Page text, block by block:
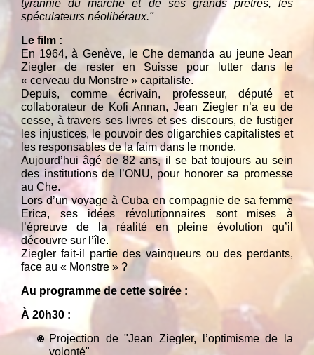
tyrannie du marché et de ses grands prêtres, les
spéculateurs néolibéraux."
Le film :
En 1964, à Genève, le Che demanda au jeune Jean
Ziegler de rester en Suisse pour lutter dans le
« cerveau du Monstre » capitaliste.
Depuis, comme écrivain, professeur, député et
collaborateur de Kofi Annan, Jean Ziegler n’a eu de
cesse, à travers ses livres et ses discours, de fustiger
les injustices, le pouvoir des oligarchies capitalistes et
les responsables de la faim dans le monde.
Aujourd’hui âgé de 82 ans, il se bat toujours au sein
des institutions de l’ONU, pour honorer sa promesse
au Che.
Lors d’un voyage à Cuba en compagnie de sa femme
Erica, ses idées révolutionnaires sont mises à
l’épreuve de la réalité en pleine évolution qu’il
découvre sur l’île.
Ziegler fait-il partie des vainqueurs ou des perdants,
face au « Monstre » ?
Au programme de cette soirée :
À 20h30 :
Projection de "Jean Ziegler, l’optimisme de la
volonté"